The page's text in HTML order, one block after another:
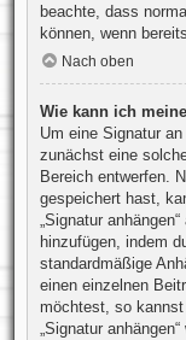
beachte, dass
können, wenn
Nach oben
Wie kann ich
Um eine Signatur
zunächst eine
Bereich entwerfen.
gespeichert hast,
„Signatur
hinzufügen, indem
standardmäßige
einen einzelnen
möchtest, so
„Signatur